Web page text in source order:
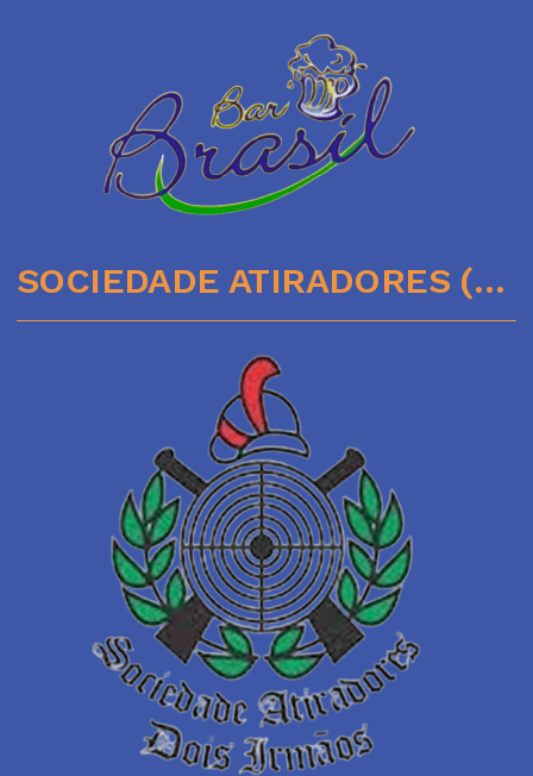
SOCIEDADE ATIRADORES (51)35641136